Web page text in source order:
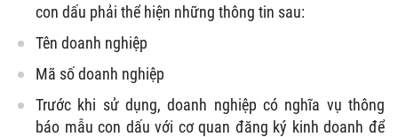
con dấu phải thể hiện những thông tin sau:
Tên doanh nghiệp
Mã số doanh nghiệp
Trước khi sử dụng, doanh nghiệp có nghĩa vụ thông
báo mẫu con dấu với cơ quan đăng ký kinh doanh để